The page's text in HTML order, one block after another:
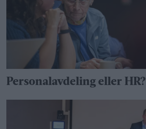
Personalavdeling eller HR?